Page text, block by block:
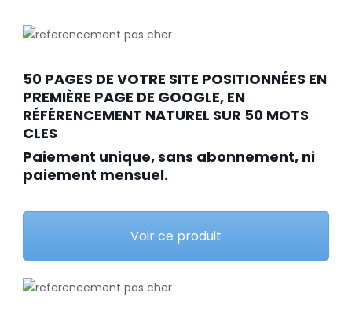
50 PAGES DE VOTRE SITE POSITIONNÉES EN
PREMIÈRE PAGE DE GOOGLE, EN
RÉFÉRENCEMENT NATUREL SUR 50 MOTS
CLES
Paiement unique, sans abonnement, ni
paiement mensuel.
Voir ce produit